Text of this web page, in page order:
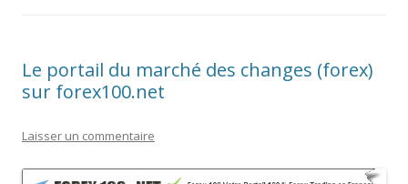
Le portail du marché des changes (forex)
sur forex100.net
Laisser un commentaire